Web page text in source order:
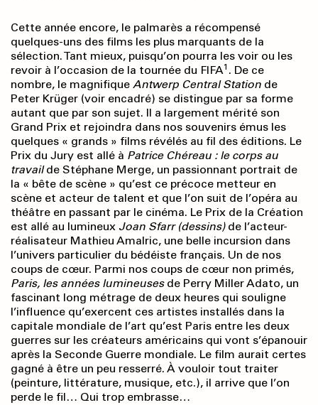
Cette année encore, le palmarès a récompensé
quelques-uns des films les plus marquants de la
sélection. Tant mieux, puisqu’on pourra les voir ou les
revoir à l’occasion de la tournée du FIFA1 . De ce
nombre, le magnifique Antwerp Central Station de
Peter Krüger (voir encadré) se distingue par sa forme
autant que par son sujet. Il a largement mérité son
Grand Prix et rejoindra dans nos souvenirs émus les
quelques « grands » films révélés au fil des éditions. Le
Prix du Jury est allé à Patrice Chéreau : le corps au
travailde Stéphane Merge, un passionnant portrait de
la « bête de scène » qu’est ce précoce metteur en
scène et acteur de talent et que l’on suit de l’opéra au
théâtre en passant par le cinéma. Le Prix de la Création
est allé au lumineux Joan Sfarr (dessins)de l’acteur-
réalisateur Mathieu Amalric, une belle incursion dans
l’univers particulier du bédéiste français. Un de nos
coups de cœur. Parmi nos coups de cœur non primés,
Paris, les années lumineusesde Perry Miller Adato, un
fascinant long métrage de deux heures qui souligne
l’influence qu’exercent ces artistes installés dans la
capitale mondiale de l’art qu’est Paris entre les deux
guerres sur les créateurs américains qui vont s’épanouir
après la Seconde Guerre mondiale. Le film aurait certes
gagné à être un peu resserré. À vouloir tout traiter
(peinture, littérature, musique, etc.), il arrive que l’on
perde le fil… Qui trop embrasse…